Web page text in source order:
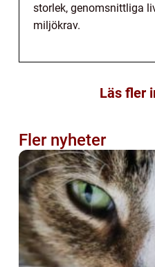
storlek, genomsnittliga
miljökrav.
Läs fler
Fler nyheter